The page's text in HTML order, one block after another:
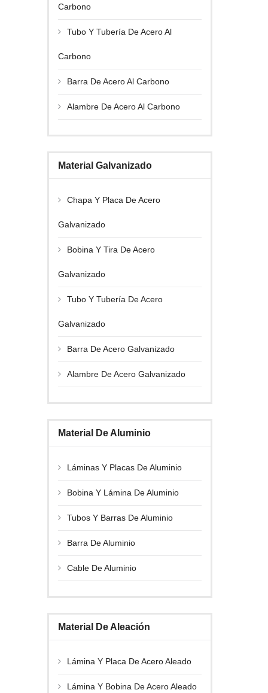
Carbono
Tubo Y Tubería De Acero Al
Carbono
Barra De Acero Al Carbono
Alambre De Acero Al Carbono
Material Galvanizado
Chapa Y Placa De Acero
Galvanizado
Bobina Y Tira De Acero
Galvanizado
Tubo Y Tubería De Acero
Galvanizado
Barra De Acero Galvanizado
Alambre De Acero Galvanizado
Material De Aluminio
Láminas Y Placas De Aluminio
Bobina Y Lámina De Aluminio
Tubos Y Barras De Aluminio
Barra De Aluminio
Cable De Aluminio
Material De Aleación
Lámina Y Placa De Acero Aleado
Lámina Y Bobina De Acero Aleado